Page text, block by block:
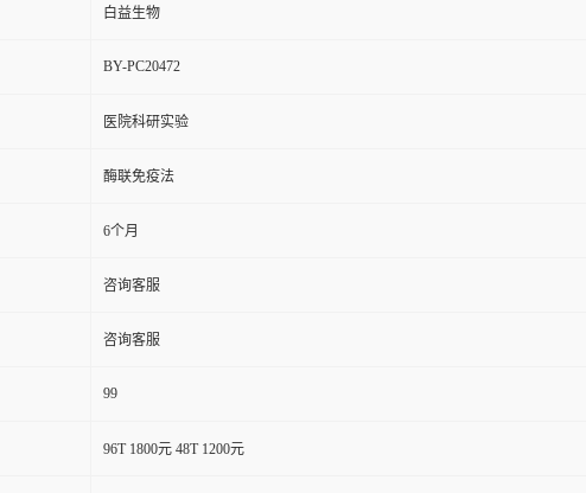
白益生物
BY-PC20472
医院科研实验
酶联免疫法
6个月
咨询客服
咨询客服
99
96T 1800元 48T 1200元